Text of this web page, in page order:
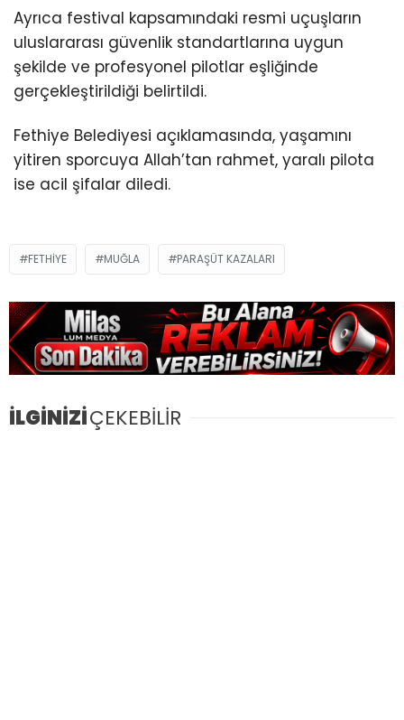
Ayrıca festival kapsamındaki resmi uçuşların
uluslararası güvenlik standartlarına uygun
şekilde ve profesyonel pilotlar eşliğinde
gerçekleştirildiği belirtildi.
Fethiye Belediyesi açıklamasında, yaşamını
yitiren sporcuya Allah’tan rahmet, yaralı pilota
ise acil şifalar diledi.
FETHIYE MUĞLA PARAŞÜT KAZALARI
İLGİNİZİÇEKEBİLİR